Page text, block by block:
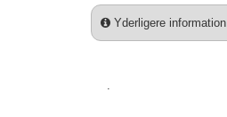
Yderligere information
.